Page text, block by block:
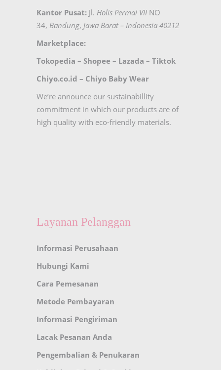
Kantor Pusat: Jl. Holis Permai VII NO
34, Bandung, Jawa Barat – Indonesia 40212
Marketplace:
Tokopedia – Shopee – Lazada – Tiktok
Chiyo.co.id – Chiyo Baby Wear
We’re announce our sustainabillity
commitment in which our products are of
high quality with eco-friendly materials.
Layanan Pelanggan
Informasi Perusahaan
Hubungi Kami
Cara Pemesanan
Metode Pembayaran
Informasi Pengiriman
Lacak Pesanan Anda
Pengembalian & Penukaran